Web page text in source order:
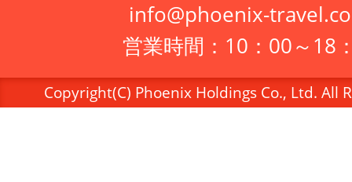
info@phoenix-
営業時間：10：00～18
Copyright(C) Phoenix Holdings Co., Ltd. All